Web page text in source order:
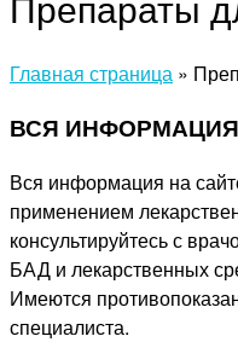
Главная страница »
ВСЯ
Вся информация на
применением
консультируйтесь с
БАД и лекарственных
Имеются
специалиста.